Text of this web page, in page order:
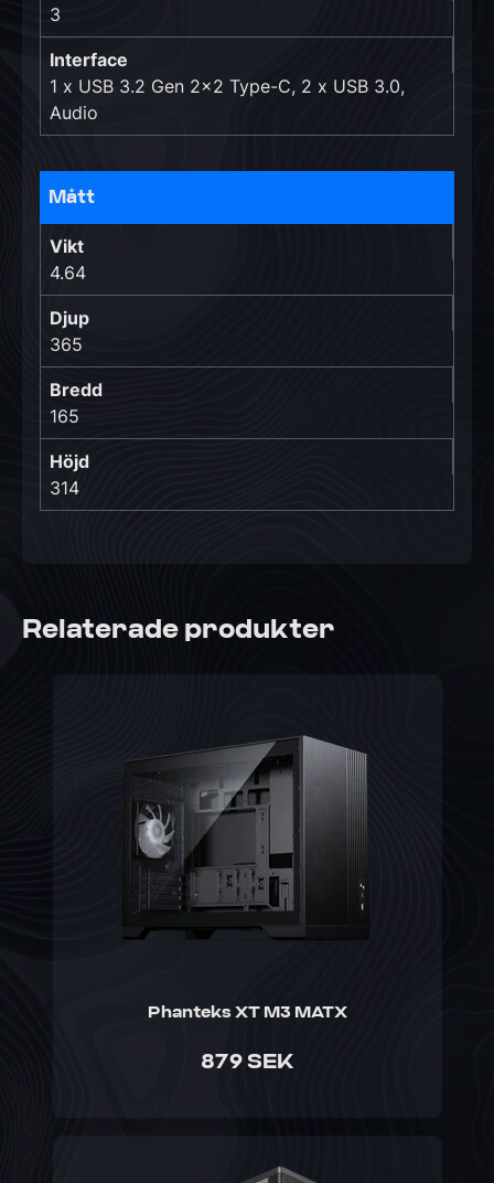
3
Interface
1 x USB 3.2 Gen 2x2 Type-C, 2 x USB 3.0,
Audio
Mått
Vikt
4.64
Djup
365
Bredd
165
Höjd
314
Relaterade produkter
Phanteks XT M3 MATX
879 SEK